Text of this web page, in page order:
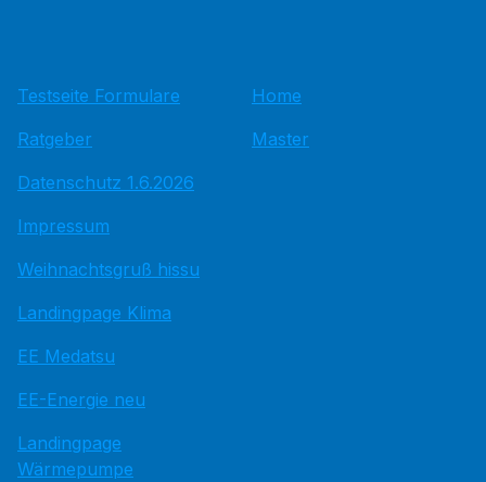
Testseite Formulare
Ratgeber
Datenschutz 1.6.2026
Impressum
Weihnachtsgruß hissu
Landingpage Klima
EE Medatsu
EE-Energie neu
Landingpage
Wärmepumpe
Home
Master